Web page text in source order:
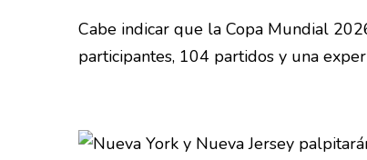
Cabe indicar que la Copa Mundial
participantes, 104 partidos y una